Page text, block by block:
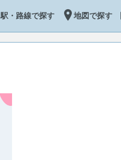
駅・路線で探す 地図で探す